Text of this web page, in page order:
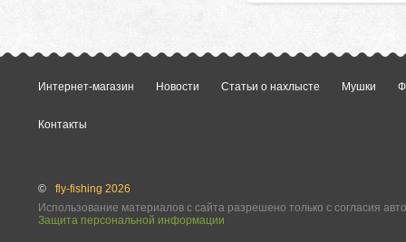
Интернет-магазин Новости Статьи о нахлысте Мушки
Контакты
©
fly-fishing 2026
Использование материалов с сайта разрешено только с согласия
Защита персональной информации